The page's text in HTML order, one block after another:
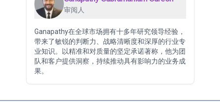
审阅人
Ganapathy在全球市场拥有十多年研究领导经验，
带来了敏锐的判断力、战略清晰度和深厚的行业专
业知识。以精准和对质量的坚定承诺著称，他为团
队和客户提供洞察，持续推动具有影响力的业务成
果。